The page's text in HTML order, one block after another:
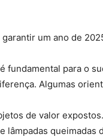
um ano de
fundamental para o
Algumas
de valor
lâmpadas queimadas